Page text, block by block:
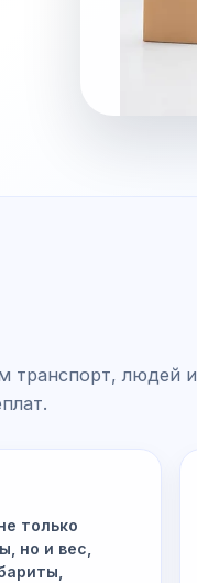
транспорт, людей и
только
но и вес,